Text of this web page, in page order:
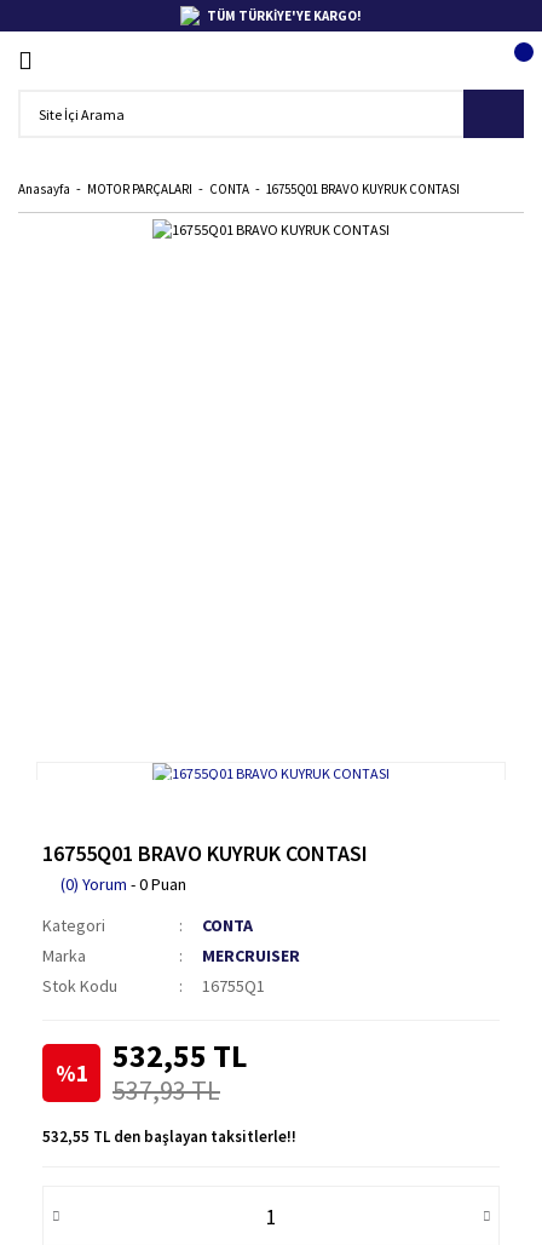
TÜM TÜRKİYE'YE KARGO!
Anasayfa MOTOR PARÇALARI CONTA 16755Q01 BRAVO KUYRUK CONTASI
16755Q01 BRAVO KUYRUK CONTASI
(0) Yorum - 0 Puan
Kategori
CONTA
Marka
MERCRUISER
Stok Kodu
16755Q1
%1 532,55 TL
537,93 TL
532,55 TL den başlayan taksitlerle!!